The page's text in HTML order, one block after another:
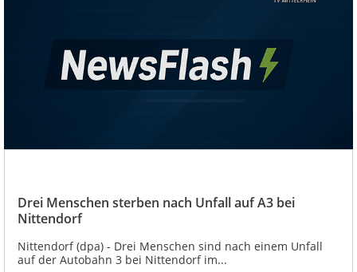
Drei Menschen sterben nach Unfall auf A3 bei
Nittendorf
Nittendorf (dpa) - Drei Menschen sind nach einem Unfall
auf der Autobahn 3 bei Nittendorf im...